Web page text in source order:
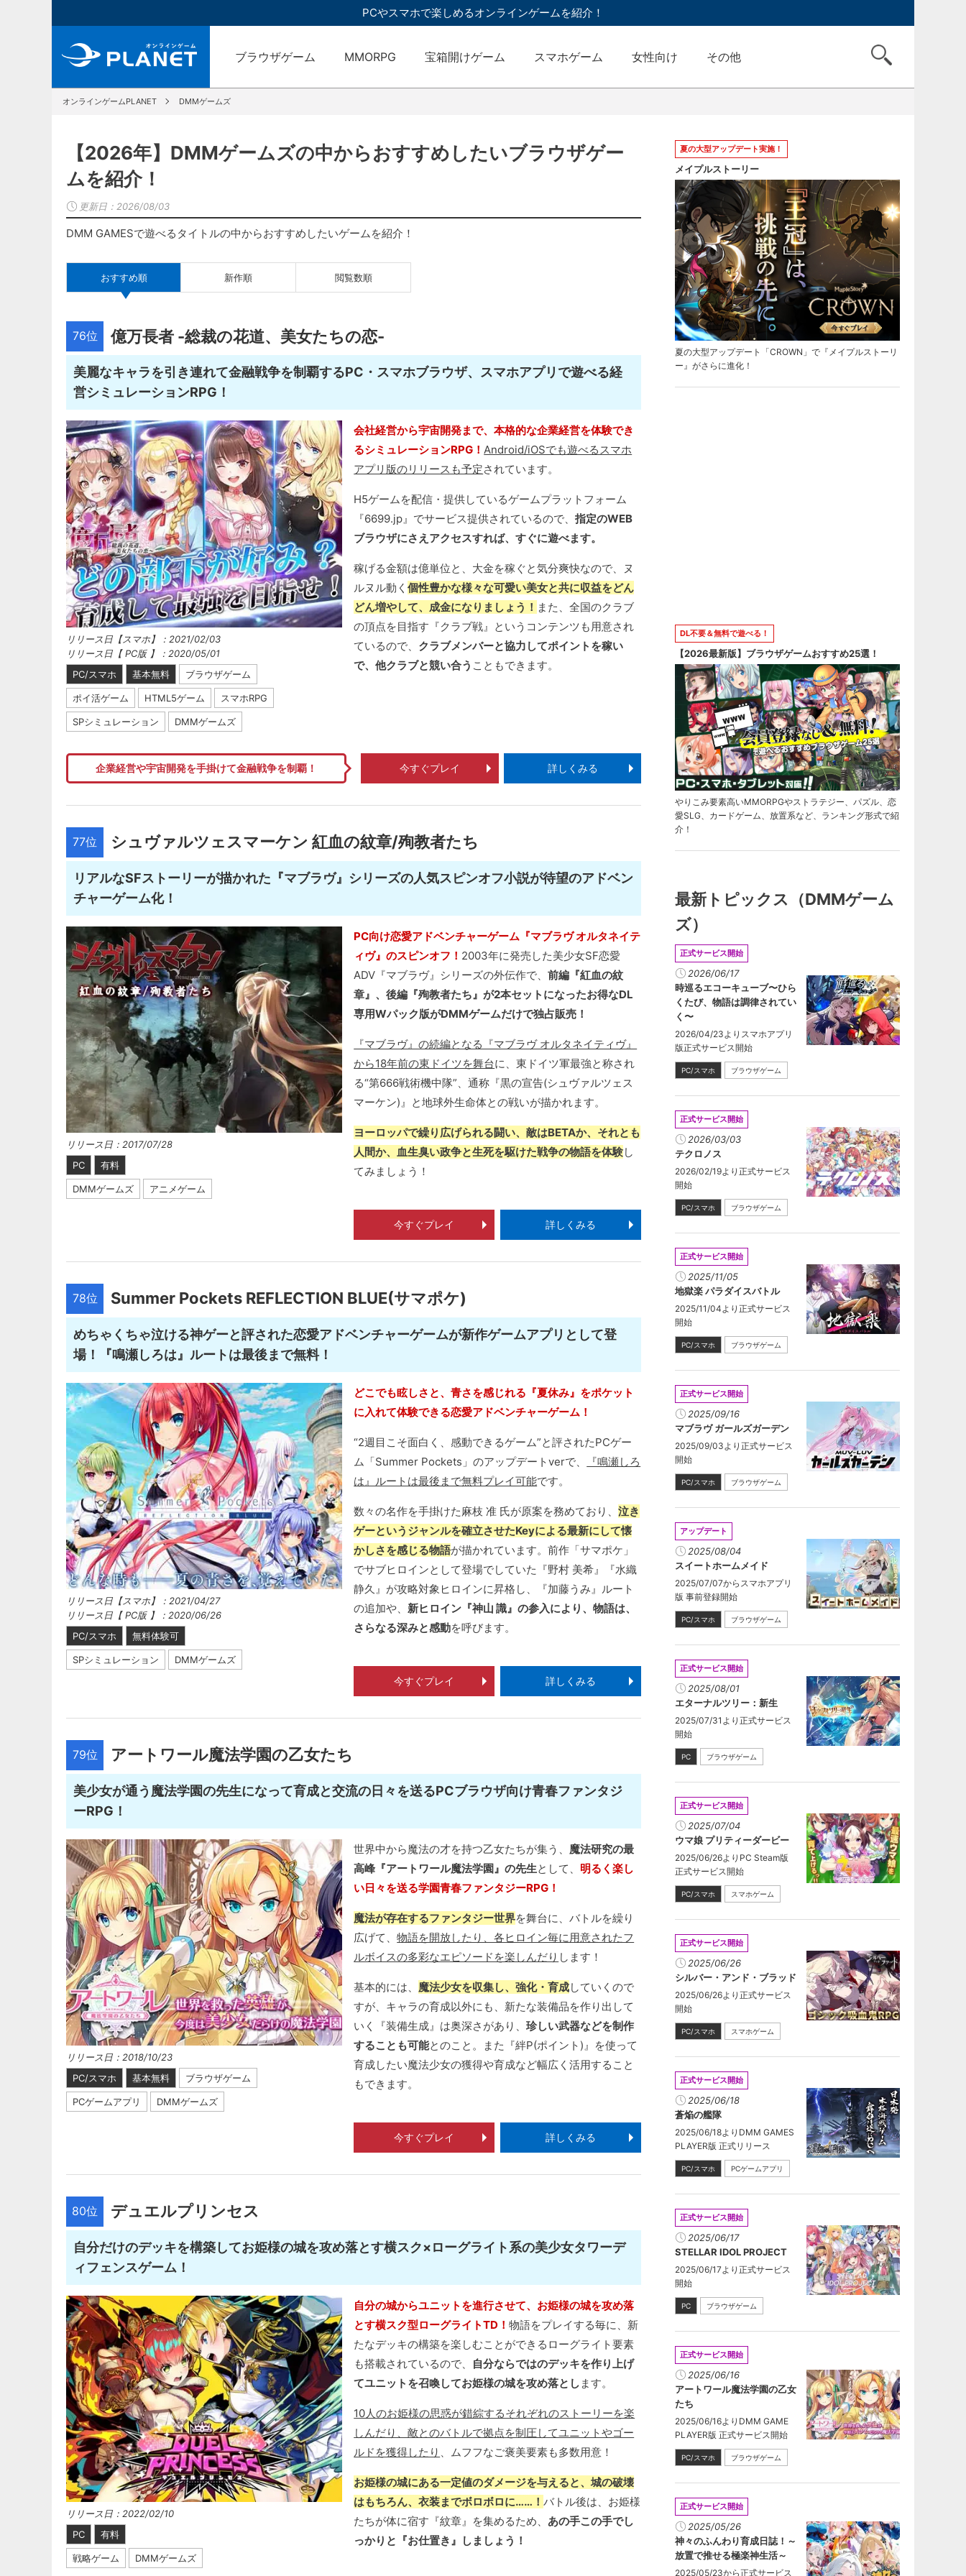
PCやスマホで楽しめるオンラインゲームを紹介！
ブラウザゲーム MMORPG 宝箱開けゲーム スマホゲーム 女性向け その他
オンラインゲームPLANET DMMゲームズ
【2026年】DMMゲームズの中からおすすめしたいブラウザゲー
ムを紹介！
更新日： 2026/08/03
DMM GAMESで遊べるタイトルの中からおすすめしたいゲームを紹介！
おすすめ順 新作順 閲覧数順
76位 億万長者 -総裁の花道、美女たちの恋-
美麗なキャラを引き連れて金融戦争を制覇するPC・スマホブラウザ、スマホアプリで遊べる経
営シミュレーションRPG！
リリース日【スマホ】：2021/02/03
リリース日【 PC版 】：2020/05/01
PC/スマホ
基本無料 ブラウザゲーム
ポイ活ゲーム HTML5ゲーム スマホRPG
SPシミュレーション DMMゲームズ
会社経営から宇宙開発まで、本格的な企業経営を体験でき
るシミュレーションRPG！Android/iOSでも遊べるスマホ
アプリ版のリリースも予定されています。
H5ゲームを配信・提供しているゲームプラットフォーム
『6699.jp』でサービス提供されているので、指定のWEB
ブラウザにさえアクセスすれば、すぐに遊べます。
稼げる金額は億単位と、大金を稼ぐと気分爽快なので、ヌ
ルヌル動く個性豊かな様々な可愛い美女と共に収益をどん
どん増やして、成金になりましょう！ また、全国のクラブ
の頂点を目指す『クラブ戦』というコンテンツも用意され
ているので、 クラブメンバーと協力してポイントを稼い
で、他クラブと競い合う こともできます。
企業経営や宇宙開発を手掛けて金融戦争を制覇！ 今すぐプレイ 詳しくみる
77位 シュヴァルツェスマーケン 紅血の紋章/殉教者たち
リアルなSFストーリーが描かれた『マブラヴ』シリーズの人気スピンオフ小説が待望のアドベン
チャーゲーム化！
リリース日：2017/07/28
PC
有料
DMMゲームズ アニメゲーム
PC向け恋愛アドベンチャーゲーム『マブラヴ オルタネイテ
ィヴ』のスピンオフ！ 2003年に発売した美少女SF恋愛
ADV『マブラヴ』シリーズの外伝作で、前編『紅血の紋
章』、後編『殉教者たち』が2本セットになったお得なDL
専用Wパック版がDMMゲームだけで独占販売！
『マブラヴ』の続編となる『マブラヴ オルタネイティヴ』
から18年前の東ドイツを舞台に、東ドイツ軍最強と称され
る“第666戦術機中隊”、通称『黒の宣告(シュヴァルツェス
マーケン)』と地球外生命体との戦いが描かれます。
ヨーロッパで繰り広げられる闘い、敵はBETAか、それとも
人間か、血生臭い政争と生死を駆けた戦争の物語を体験し
てみましょう！
今すぐプレイ 詳しくみる
78位 Summer Pockets REFLECTION BLUE(サマポケ)
めちゃくちゃ泣ける神ゲーと評された恋愛アドベンチャーゲームが新作ゲームアプリとして登
場！『鳴瀬しろは』ルートは最後まで無料！
リリース日【スマホ】：2021/04/27
リリース日【 PC版 】：2020/06/26
PC/スマホ
無料体験可
SPシミュレーション DMMゲームズ
どこでも眩しさと、青さを感じれる『夏休み』をポケット
に入れて体験できる恋愛アドベンチャーゲーム！
“2週目こそ面白く、感動できるゲーム”と評されたPCゲー
ム「Summer Pockets」のアップデートverで、
『鳴瀬しろ
は』ルートは最後まで無料プレイ可能です。
数々の名作を手掛けた麻枝 准 氏が原案を務めており、泣き
ゲーというジャンルを確立させたKeyによる最新にして懐
かしさを感じる物語が描かれています。前作「サマポケ」
でサブヒロインとして登場でしていた『野村 美希』『水織
静久』が攻略対象ヒロインに昇格し、『加藤うみ』ルート
の追加や、 新ヒロイン『神山 識』の参入により、物語は、
さらなる深みと感動を呼びます。
今すぐプレイ 詳しくみる
79位 アートワール魔法学園の乙女たち
美少女が通う魔法学園の先生になって育成と交流の日々を送るPCブラウザ向け青春ファンタジ
ーRPG！
リリース日：2018/10/23
PC/スマホ
基本無料 ブラウザゲーム
PCゲームアプリ DMMゲームズ
世界中から魔法の才を持つ乙女たちが集う、 魔法研究の最
高峰『アートワール魔法学園』の先生として、 明るく楽し
い日々を送る学園青春ファンタジーRPG！
魔法が存在するファンタジー世界を舞台に、バトルを繰り
広げて、物語を開放したり、各ヒロイン毎に用意されたフ
ルボイスの多彩なエピソードを楽しんだり します！
基本的には、 魔法少女を収集し、強化・育成していくので
すが、キャラの育成以外にも、新たな装備品を作り出して
いく『装備生成』は奥深さがあり、珍しい武器などを制作
することも可能とのこと。また『絆P(ポイント)』を使って
育成したい魔法少女の獲得や育成など幅広く活用すること
もできます。
今すぐプレイ 詳しくみる
80位 デュエルプリンセス
自分だけのデッキを構築してお姫様の城を攻め落とす横スク×ローグライト系の美少女タワーデ
ィフェンスゲーム！
リリース日：2022/02/10
PC
有料
戦略ゲーム DMMゲームズ
自分の城からユニットを進行させて、お姫様の城を攻め落
とす横スク型ローグライトTD！物語をプレイする毎に、新
たなデッキの構築を楽しむことができるローグライト要素
も搭載されているので、 自分ならではのデッキを作り上げ
てユニットを召喚してお姫様の城を攻め落とし ます。
10人のお姫様の思惑が錯綜するそれぞれのストーリーを楽
しんだり、敵とのバトルで拠点を制圧してユニットやゴー
ルドを獲得したり
、ムフフなご褒美要素も多数用意！
お姫様の城にある一定値のダメージを与えると、城の破壊
はもちろん、衣装までボロボロに……！バトル後は、お姫様
たちが体に宿す『紋章』を集めるため、 あの手この手でし
っかりと『お仕置き』しましょう！
夏の大型アップデート実施！
メイプルストーリー
夏の大型アップデート「CROWN」で『メイプルストーリ
ー』がさらに進化！
DL不要＆無料で遊べる！
【2026最新版】ブラウザゲームおすすめ25選！
やりこみ要素高いMMORPGやストラテジー、パズル、恋
愛SLG、カードゲーム、放置系など、ランキング形式で紹
介！
最新トピックス（DMMゲーム
ズ）
正式サービス開始
2026/06/17
時巡るエコーキューブ〜ひら
くたび、物語は調律されてい
く〜
2026/04/23よりスマホアプリ
版正式サービス開始
PC/スマホ ブラウザゲーム
正式サービス開始
2026/03/03
テクロノス
2026/02/19より正式サービス
開始
PC/スマホ ブラウザゲーム
正式サービス開始
2025/11/05
地獄楽 パラダイスバトル
2025/11/04より正式サービス
開始
PC/スマホ ブラウザゲーム
正式サービス開始
2025/09/16
マブラヴ ガールズガーデン
2025/09/03より正式サービス
開始
PC/スマホ ブラウザゲーム
アップデート
2025/08/04
スイートホームメイド
2025/07/07からスマホアプリ
版 事前登録開始
PC/スマホ ブラウザゲーム
正式サービス開始
2025/08/01
エターナルツリー：新生
2025/07/31より正式サービス
開始
PC ブラウザゲーム
正式サービス開始
2025/07/04
ウマ娘 プリティーダービー
2025/06/26よりPC Steam版
正式サービス開始
PC/スマホ スマホゲーム
正式サービス開始
2025/06/26
シルバー・アンド・ブラッド
2025/06/26より正式サービス
開始
PC/スマホ スマホゲーム
正式サービス開始
2025/06/18
蒼焔の艦隊
2025/06/18よりDMM GAMES
PLAYER版 正式リリース
PC/スマホ PCゲームアプリ
正式サービス開始
2025/06/17
STELLAR IDOL PROJECT
2025/06/17より正式サービス
開始
PC ブラウザゲーム
正式サービス開始
2025/06/16
アートワール魔法学園の乙女
たち
2025/06/16よりDMM GAME
PLAYER版 正式サービス開始
PC/スマホ ブラウザゲーム
正式サービス開始
2025/05/26
神々のふんわり育成日誌！～
放置で推せる極楽神生活～
2025/05/23から正式サービス